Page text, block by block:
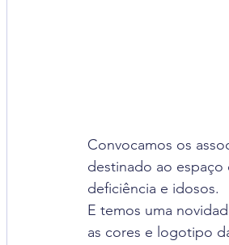
Convocamos os
destinado ao espaço
deficiência e idosos.
E temos uma
as cores e logotipo